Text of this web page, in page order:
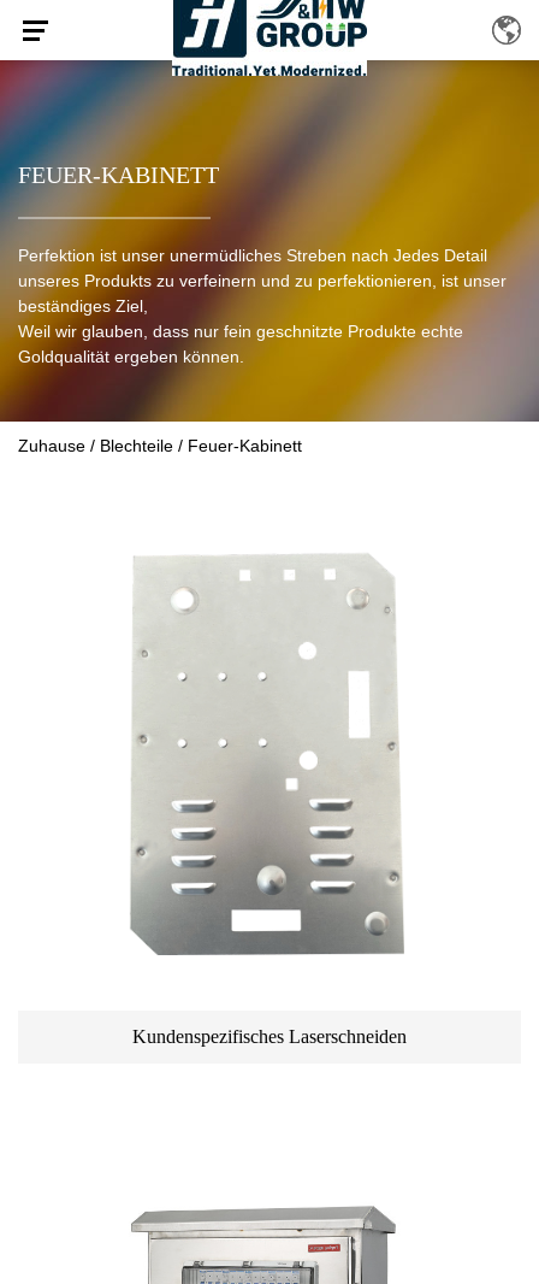
FEUER-KABINETT
Perfektion ist unser unermüdliches Streben nach Jedes Detail
unseres Produkts zu verfeinern und zu perfektionieren, ist unser
beständiges Ziel,
Weil wir glauben, dass nur fein geschnitzte Produkte echte
Goldqualität ergeben können.
Zuhause / Blechteile / Feuer-Kabinett
Kundenspezifisches Laserschneiden